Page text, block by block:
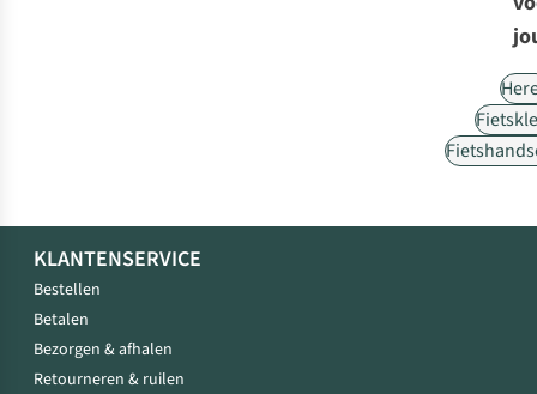
KLANTENSERVICE
Bestellen
Betalen
Bezorgen & afhalen
Retourneren & ruilen